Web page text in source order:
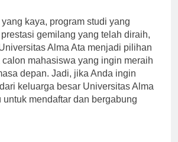
kaya, program studi yang
gemilang yang telah diraih,
Alma Ata menjadi pilihan
calon mahasiswa yang ingin meraih
depan. Jadi, jika Anda ingin
keluarga besar Universitas Alma
untuk mendaftar dan bergabung